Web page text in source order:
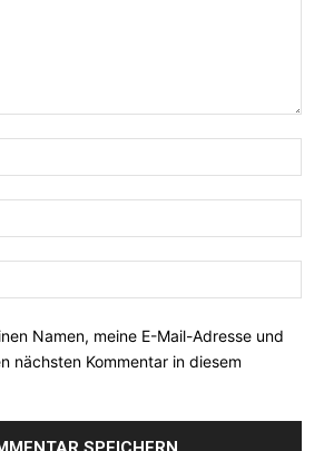
Namen, meine E-Mail-Adresse und
nächsten Kommentar in diesem